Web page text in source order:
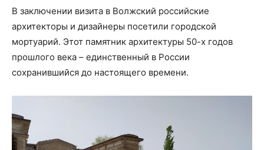
В заключении визита в Волжский российские
архитекторы и дизайнеры посетили городской
мортуарий. Этот памятник архитектуры 50-х годов
прошлого века – единственный в России
сохранившийся до настоящего времени.